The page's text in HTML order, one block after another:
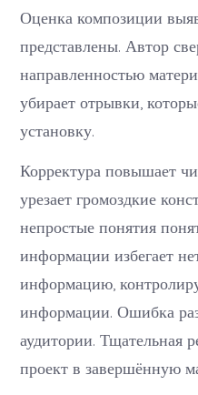
Оценка композиции
представлены. Автор
направленностью
убирает отрывки,
установку.
Корректура повышает
урезает громоздкие
непростые понятия
информации избегает
информацию,
информации. Ошибка
аудитории. Тщательная
проект в завершённую